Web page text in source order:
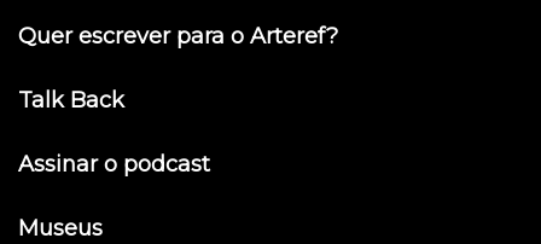
Quer escrever para o Arteref?
Talk Back
Assinar o podcast
Museus